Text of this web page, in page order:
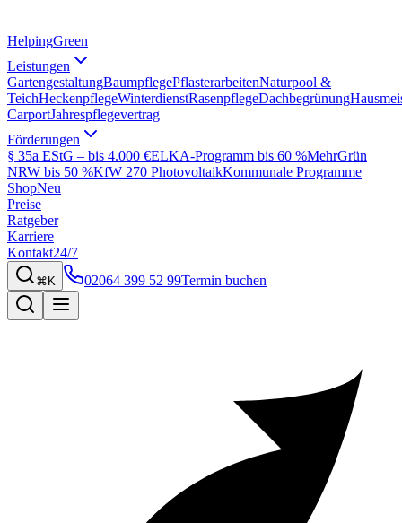
HelpingGreen
Leistungen
GartengestaltungBaumpflegePflasterarbeitenNaturpool &
TeichHeckenpflegeWinterdienstRasenpflegeDachbegrünung
CarportJahrespflegevertrag
Förderungen
§ 35a EStG – bis 4.000 €ELKA-Programm bis 60 %MehrGrün
NRW bis 50 %KfW 270 PhotovoltaikKommunale Programme
ShopNeu
Preise
Ratgeber
Karriere
Kontakt24/7
⌘K 02064 399 52 99Termin buchen